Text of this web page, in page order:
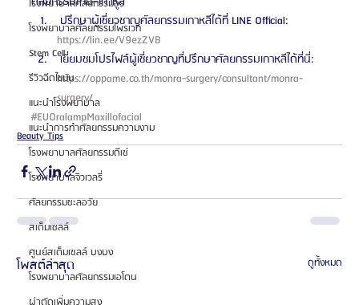
โรงพยาบาลศัลยกรรมอูรี
โรงพยาบาลศัลยกรรมไพรเวท
Stem Cell
รีวิวฉีดไขมัน
แนะนำโรงพยาบาล
แนะนำการทำศัลยกรรมความงาม
โรงพยาบาลศัลยกรรมดีเซ่
โรงพยาบาลจิวเวลรี่
ศัลยกรรมชะลอวัย
สเต็มเซลล์
ศูนย์สเต็มเซลล์ บงบง
โรงพยาบาลศัลยกรรมเอโตน
ปรึกษาผู้เชี่ยวชาญศัลยกรรมเกาหลีได้ที่ LINE Official:
https://lin.ee/V9ezZVB
เยี่ยมชมโปรไฟล์ผู้เชี่ยวชาญที่ปรึกษาศัลยกรรมเกาหลีได้ที่นี่:
https://oppame.co.th/monra-surgery/consultant/monra-
surgery/
#EUOralampMaxillofacial
Beauty Tips
โพสต์ล่าสุด ดูทั้งหมด